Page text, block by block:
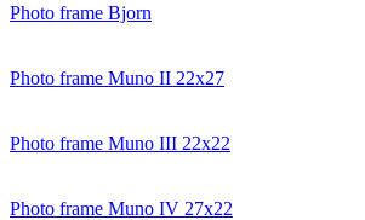
Photo frame Bjorn
Photo frame Muno II 22x27
Photo frame Muno III 22x22
Photo frame Muno IV 27x22